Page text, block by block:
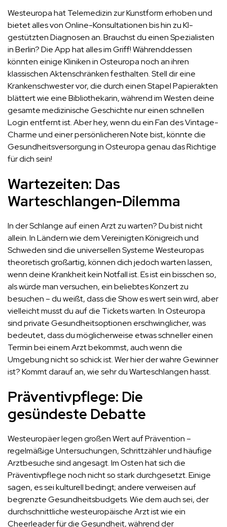
Westeuropa hat Telemedizin zur Kunstform erhoben und
bietet alles von Online-Konsultationen bis hin zu KI-
gestützten Diagnosen an. Brauchst du einen Spezialisten
in Berlin? Die App hat alles im Griff! Währenddessen
könnten einige Kliniken in Osteuropa noch an ihren
klassischen Aktenschränken festhalten. Stell dir eine
Krankenschwester vor, die durch einen Stapel Papierakten
blättert wie eine Bibliothekarin, während im Westen deine
gesamte medizinische Geschichte nur einen schnellen
Login entfernt ist. Aber hey, wenn du ein Fan des Vintage-
Charme und einer persönlicheren Note bist, könnte die
Gesundheitsversorgung in Osteuropa genau das Richtige
für dich sein!
Wartezeiten: Das
Warteschlangen-Dilemma
In der Schlange auf einen Arzt zu warten? Du bist nicht
allein. In Ländern wie dem Vereinigten Königreich und
Schweden sind die universellen Systeme Westeuropas
theoretisch großartig, können dich jedoch warten lassen,
wenn deine Krankheit kein Notfall ist. Es ist ein bisschen so,
als würde man versuchen, ein beliebtes Konzert zu
besuchen – du weißt, dass die Show es wert sein wird, aber
vielleicht musst du auf die Tickets warten. In Osteuropa
sind private Gesundheitsoptionen erschwinglicher, was
bedeutet, dass du möglicherweise etwas schneller einen
Termin bei einem Arzt bekommst, auch wenn die
Umgebung nicht so schick ist. Wer hier der wahre Gewinner
ist? Kommt darauf an, wie sehr du Warteschlangen hasst.
Präventivpflege: Die
gesündeste Debatte
Westeuropäer legen großen Wert auf Prävention –
regelmäßige Untersuchungen, Schrittzähler und häufige
Arztbesuche sind angesagt. Im Osten hat sich die
Präventivpflege noch nicht so stark durchgesetzt. Einige
sagen, es sei kulturell bedingt; andere verweisen auf
begrenzte Gesundheitsbudgets. Wie dem auch sei, der
durchschnittliche westeuropäische Arzt ist wie ein
Cheerleader für die Gesundheit, während der